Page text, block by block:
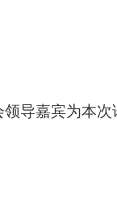
导嘉宾为本次